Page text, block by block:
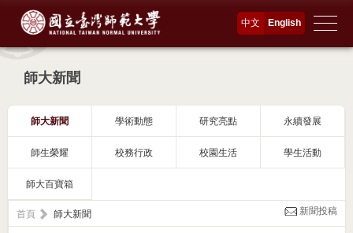
English
中文
師大新聞
師大新聞 學術動態 研究亮點 永續發展
師生榮耀 校務行政 校園生活 學生活動
師大百寶箱
首頁 師大新聞 新聞投稿